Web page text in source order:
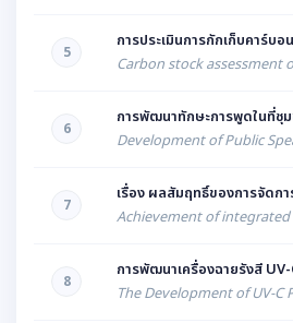
5
การประเมินการกักเก็บคาร์
Carbon stock
6
การพัฒนาทักษะการพูดในที่ชุ
Development of Public
7
เรื่อง ผลสัมฤทธิ์ของการจัดก
Achievement of
8
การพัฒนาเครื่องฉายรังสี
The Development of UV-